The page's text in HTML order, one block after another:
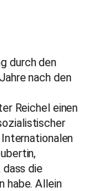
durch den
nach den
Reichel einen
dass die
habe. Allein